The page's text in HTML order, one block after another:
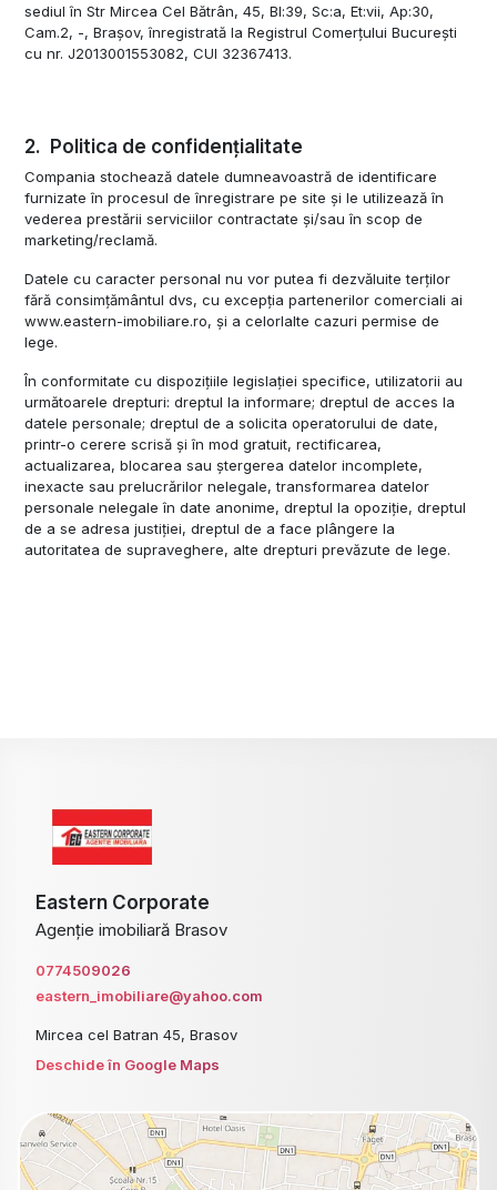
sediul în Str Mircea Cel Bătrân, 45, Bl:39, Sc:a, Et:vii, Ap:30,
Cam.2, -, Brașov, înregistrată la Registrul Comerțului București
cu nr. J2013001553082, CUI 32367413.
Politica de confidențialitate
Compania stochează datele dumneavoastră de identificare
furnizate în procesul de înregistrare pe site și le utilizează în
vederea prestării serviciilor contractate și/sau în scop de
marketing/reclamă.
Datele cu caracter personal nu vor putea fi dezvăluite terților
fără consimțământul dvs, cu excepția partenerilor comerciali ai
www.eastern-imobiliare.ro, și a celorlalte cazuri permise de
lege.
În conformitate cu dispozițiile legislației specifice, utilizatorii au
următoarele drepturi: dreptul la informare; dreptul de acces la
datele personale; dreptul de a solicita operatorului de date,
printr-o cerere scrisă și în mod gratuit, rectificarea,
actualizarea, blocarea sau ștergerea datelor incomplete,
inexacte sau prelucrărilor nelegale, transformarea datelor
personale nelegale în date anonime, dreptul la opoziție, dreptul
de a se adresa justiției, dreptul de a face plângere la
autoritatea de supraveghere, alte drepturi prevăzute de lege.
Eastern Corporate
Agenție imobiliară Brasov
0774509026
eastern_imobiliare@yahoo.com
Mircea cel Batran 45, Brasov
Deschide în Google Maps